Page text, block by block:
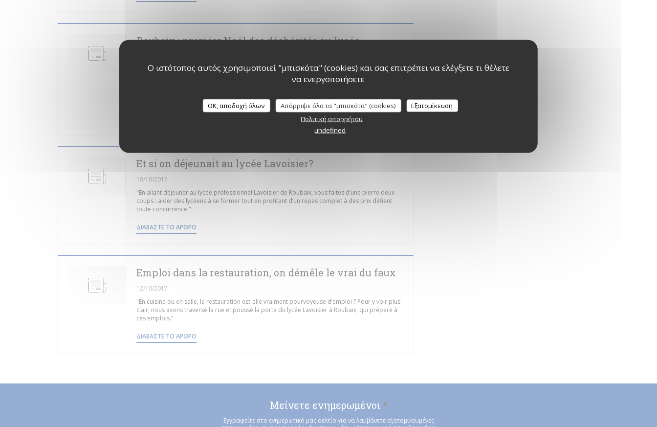
Ο ιστότοπος αυτός χρησιμοποιεί "μπισκότα" (cookies) και σας επιτρέπει να ελέγξετε τι θέλετε
να ενεργοποιήσετε
OK, αποδοχή όλων Απόρριψε όλα τα "μπισκότα" (cookies)
Εξατομίκευση
Πολιτική απορρήτου
undefined
Roubaix : premier Noël des déshérités au lycée
29/11/2021
"Le lycée hôtelier de Roubaix participe à l’opération de « La Voix du Nord », en organisant un
Et si on déjeunait au lycée Lavoisier?
18/10/2017
"En allant déjeuner au lycée professionnel Lavoisier de Roubaix, vous faites d’une pierre deux
coups : aider des lycéens à se former tout en profitant d’un repas complet à des prix défiant
toute concurrence."
ΔΙΑΒΆΣΤΕ ΤΟ ΆΡΘΡΟ
Emploi dans la restauration, on démêle le vrai du faux
12/10/2017
"En cuisine ou en salle, la restauration est-elle vraiment pourvoyeuse d’emploi ? Pour y voir plus
clair, nous avons traversé la rue et poussé la porte du lycée Lavoisier à Roubaix, qui prépare à
ces emplois."
ΔΙΑΒΆΣΤΕ ΤΟ ΆΡΘΡΟ
Μείνετε ενημερωμένοι *
Εγγραφείτε στο ενημερωτικό μας δελτίο για να λαμβάνετε εξατομικευμένες